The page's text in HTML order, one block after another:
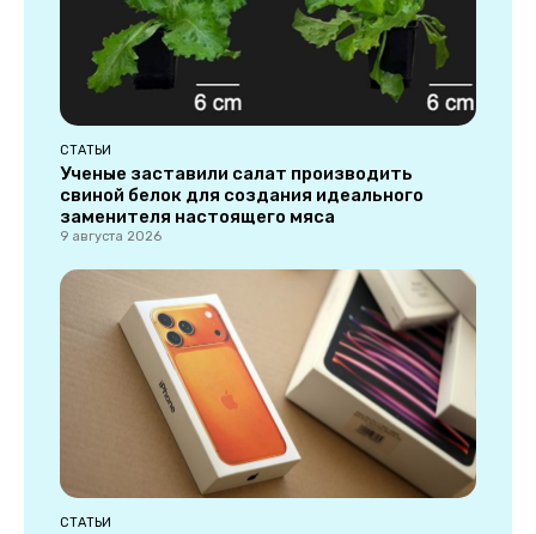
СТАТЬИ
Ученые заставили салат производить
свиной белок для создания идеального
заменителя настоящего мяса
9 августа 2026
СТАТЬИ